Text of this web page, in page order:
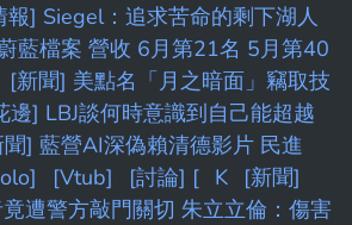
報] Siegel：追求苦命的剩下湖人
藍檔案 營收 6月第21名 5月第40
[新聞] 美點名「月之暗面」竊取技
邊] LBJ談何時意識到自己能超越
聞] 藍營AI深偽賴清德影片 民進
[Vtub] [討論] [ K
[新聞]
竟遭警方敲門關切 朱立立倫：傷害